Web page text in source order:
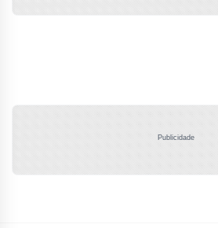
Publicidade